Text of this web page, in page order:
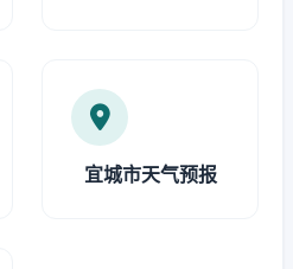
宜城市天气预报